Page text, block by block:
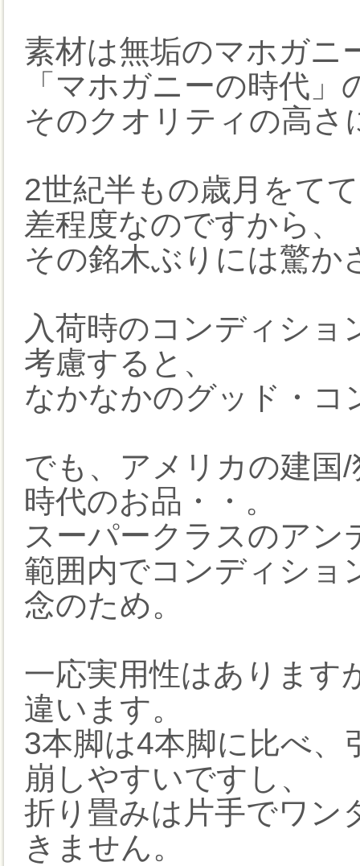
素材は無垢のマホガニ
「マホガニーの時代
そのクオリティの高さ
2世紀半もの歳月をて
差程度なのですから、
その銘木ぶりには驚か
入荷時のコンディショ
考慮すると、
なかなかのグッド・コ
でも、アメリカの建国
時代のお品・・。
スーパークラスのアン
範囲内でコンディショ
念のため。
一応実用性はあります
違います。
3本脚は4本脚に比べ
崩しやすいですし、
折り畳みは片手でワン
きません。